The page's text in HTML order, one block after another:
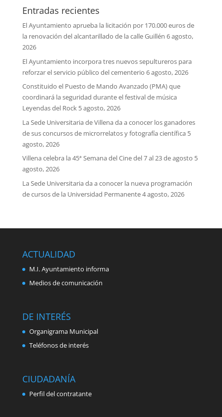
Entradas recientes
El Ayuntamiento aprueba la licitación por 170.000 euros de
la renovación del alcantarillado de la calle Guillén 6 agosto,
2026
El Ayuntamiento incorpora tres nuevos sepultureros para
reforzar el servicio público del cementerio 6 agosto, 2026
Constituido el Puesto de Mando Avanzado (PMA) que
coordinará la seguridad durante el festival de música
Leyendas del Rock 5 agosto, 2026
La Sede Universitaria de Villena da a conocer los ganadores
de sus concursos de microrrelatos y fotografía científica 5
agosto, 2026
Villena celebra la 45ª Semana del Cine del 7 al 23 de agosto 5
agosto, 2026
La Sede Universitaria da a conocer la nueva programación
de cursos de la Universidad Permanente4 agosto, 2026
ACTUALIDAD
M.I. Ayuntamiento informa
Medios de comunicación
DE INTERÉS
Organigrama Municipal
Teléfonos de interés
CIUDADANÍA
Perfil del contratante